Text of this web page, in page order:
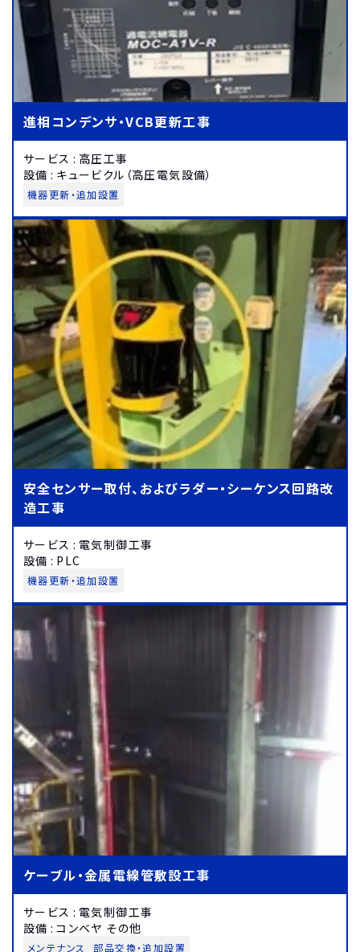
進相コンデンサ・VCB更新工事
サービス : 高圧工事
設備 : キュービクル（高圧電気設備）
機器更新・追加設置
安全センサー取付、およびラダー・シーケンス回路改
造工事
サービス : 電気制御工事
設備 : PLC
機器更新・追加設置
ケーブル・金属電線管敷設工事
サービス : 電気制御工事
設備 : コンベヤ その他
メンテナンス 部品交換・追加設置